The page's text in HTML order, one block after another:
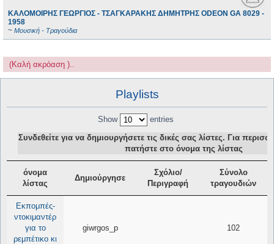
ΚΑΛΟΜΟΙΡΗΣ ΓΕΩΡΓΙΟΣ - ΤΣΑΓΚΑΡΑΚΗΣ ΔΗΜΗΤΡΗΣ ODEON GA 8029 -
1958
~ Μουσική - Τραγούδια
(Καλή ακρόαση )..
Playlists
Show entries
Συνδεθείτε για να δημιουργήσετε τις δικές σας λίστες. Για
πατήστε στο όνομα της λίστας
όνομα
λίστας
Δημιούργησε
Σχόλιο/
Περιγραφή
Σύνολο
τραγουδιών
Εκπομπές-
ντοκιμαντέρ
για το
ρεμπέτικο κι
giwrgos_p 102